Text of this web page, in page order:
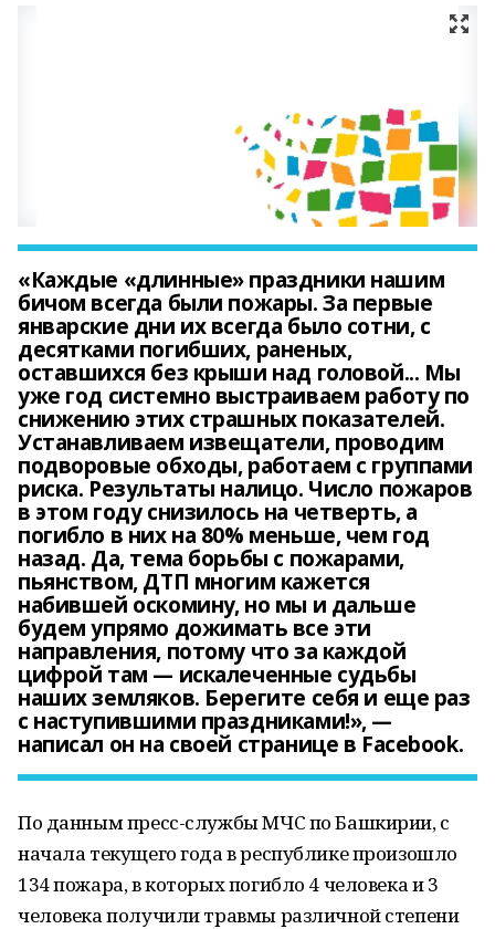
«Каждые «длинные» праздники нашим
бичом всегда были пожары. За первые
январские дни их всегда было сотни, с
десятками погибших, раненых,
оставшихся без крыши над головой... Мы
уже год системно выстраиваем работу по
снижению этих страшных показателей.
Устанавливаем извещатели, проводим
подворовые обходы, работаем с группами
риска. Результаты налицо. Число пожаров
в этом году снизилось на четверть, а
погибло в них на 80% меньше, чем год
назад. Да, тема борьбы с пожарами,
пьянством, ДТП многим кажется
набившей оскомину, но мы и дальше
будем упрямо дожимать все эти
направления, потому что за каждой
цифрой там — искалеченные судьбы
наших земляков. Берегите себя и еще раз
с наступившими праздниками!», —
написал он на своей странице в Facebook.
По данным пресс-службы МЧС по Башкирии, с
начала текущего года в республике произошло
134 пожара, в которых погибло 4 человека и 3
человека получили травмы различной степени